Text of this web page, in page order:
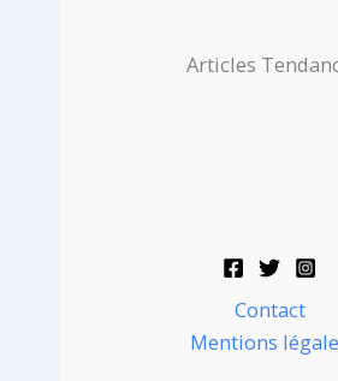
Articles
Contact
Mentions